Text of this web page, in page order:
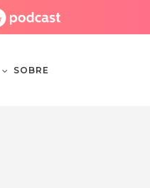
SOBRE